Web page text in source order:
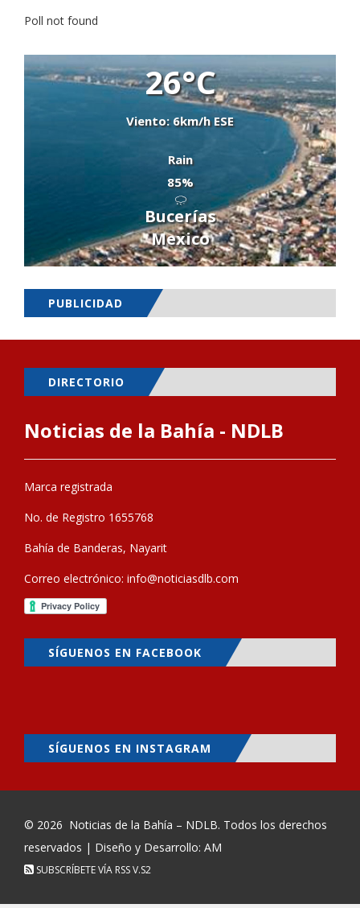
Poll not found
26°C
Viento: 6km/h ESE
Rain
85%
Bucerías
Mexico
PUBLICIDAD
DIRECTORIO
Noticias de la Bahía - NDLB
Marca registrada
No. de Registro 1655768
Bahía de Banderas, Nayarit
Correo electrónico: info@noticiasdlb.com
SÍGUENOS EN FACEBOOK
SÍGUENOS EN INSTAGRAM
© 2026 Noticias de la Bahía – NDLB. Todos los derechos
reservados | Diseño y Desarrollo: AM
SUBSCRÍBETE VÍA RSSV.S2